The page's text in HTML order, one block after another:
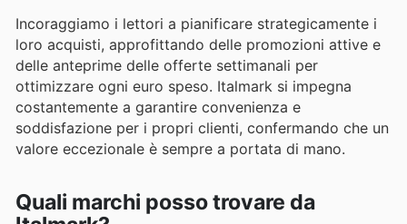
Incoraggiamo i lettori a pianificare strategicamente i
loro acquisti, approfittando delle promozioni attive e
delle anteprime delle offerte settimanali per
ottimizzare ogni euro speso. Italmark si impegna
costantemente a garantire convenienza e
soddisfazione per i propri clienti, confermando che un
valore eccezionale è sempre a portata di mano.
Quali marchi posso trovare da